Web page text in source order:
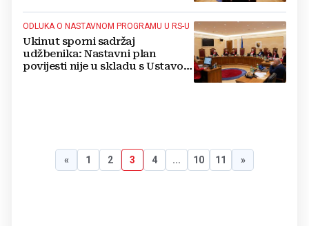
ODLUKA O NASTAVNOM PROGRAMU U RS-U
Ukinut sporni sadržaj
udžbenika: Nastavni plan
povijesti nije u skladu s Ustavom
« 1 2 3 4 ... 10 11 »